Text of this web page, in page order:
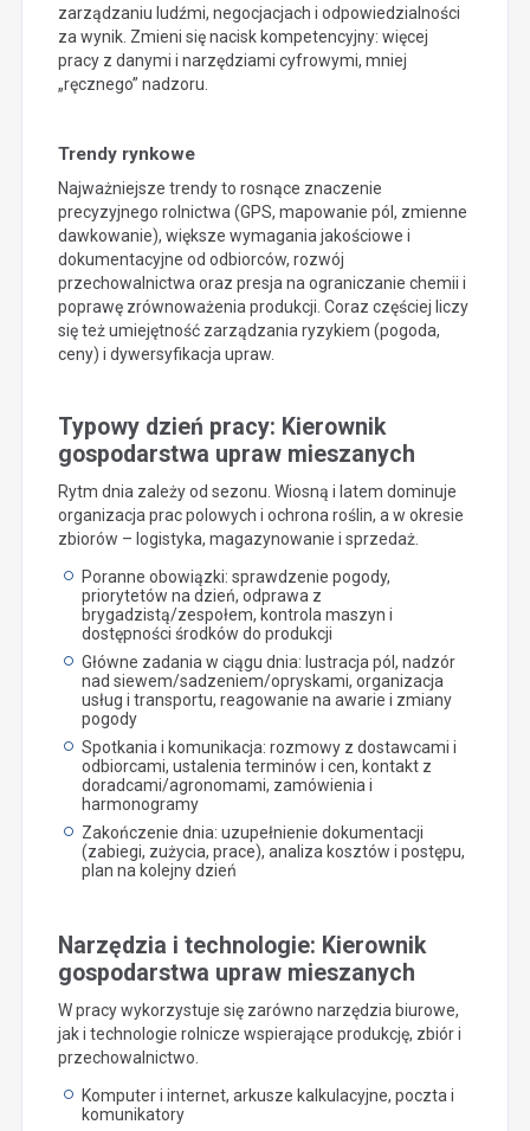
zarządzaniu ludźmi, negocjacjach i odpowiedzialności
za wynik. Zmieni się nacisk kompetencyjny: więcej
pracy z danymi i narzędziami cyfrowymi, mniej
„ręcznego” nadzoru.
Trendy rynkowe
Najważniejsze trendy to rosnące znaczenie
precyzyjnego rolnictwa (GPS, mapowanie pól, zmienne
dawkowanie), większe wymagania jakościowe i
dokumentacyjne od odbiorców, rozwój
przechowalnictwa oraz presja na ograniczanie chemii i
poprawę zrównoważenia produkcji. Coraz częściej liczy
się też umiejętność zarządzania ryzykiem (pogoda,
ceny) i dywersyfikacja upraw.
Typowy dzień pracy: Kierownik
gospodarstwa upraw mieszanych
Rytm dnia zależy od sezonu. Wiosną i latem dominuje
organizacja prac polowych i ochrona roślin, a w okresie
zbiorów – logistyka, magazynowanie i sprzedaż.
Poranne obowiązki: sprawdzenie pogody,
priorytetów na dzień, odprawa z
brygadzistą/zespołem, kontrola maszyn i
dostępności środków do produkcji
Główne zadania w ciągu dnia: lustracja pól, nadzór
nad siewem/sadzeniem/opryskami, organizacja
usług i transportu, reagowanie na awarie i zmiany
pogody
Spotkania i komunikacja: rozmowy z dostawcami i
odbiorcami, ustalenia terminów i cen, kontakt z
doradcami/agronomami, zamówienia i
harmonogramy
Zakończenie dnia: uzupełnienie dokumentacji
(zabiegi, zużycia, prace), analiza kosztów i postępu,
plan na kolejny dzień
Narzędzia i technologie: Kierownik
gospodarstwa upraw mieszanych
W pracy wykorzystuje się zarówno narzędzia biurowe,
jak i technologie rolnicze wspierające produkcję, zbiór i
przechowalnictwo.
Komputer i internet, arkusze kalkulacyjne, poczta i
komunikatory